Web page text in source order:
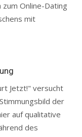
zum Online-Dating
mit
Jetzt!" versucht
der
auf qualitative
des